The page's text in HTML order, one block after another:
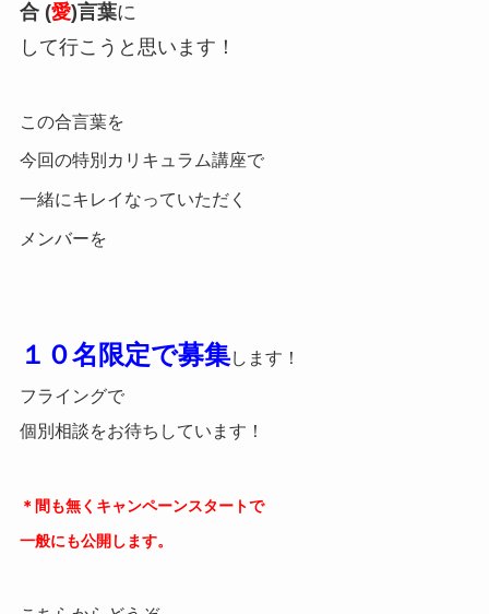
合 (愛)言葉に
して行こうと思います！
この合言葉を
今回の特別カリキュラム講座で
一緒にキレイなっていただく
メンバーを
１０名限定で募集します！
フライングで
個別相談をお待ちしています！
＊間も無くキャンペーンスタートで
一般にも公開します。